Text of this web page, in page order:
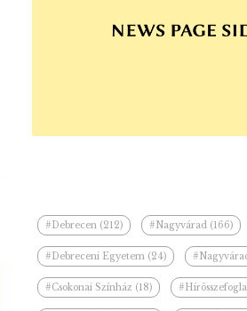
#Debrecen (212) #Nagyvárad (166)
#Debreceni Egyetem (24)
#Csokonai Színház (18)